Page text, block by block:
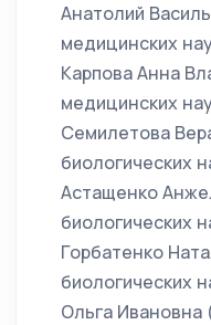
Анатолий
медицинских
Карпова Анна
медицинских
Семилетова
биологических
Астащенко
биологических
Горбатенко
биологических
Ольга Ивановна